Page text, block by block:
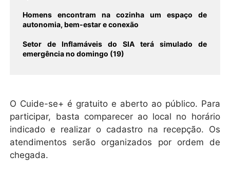
Homens encontram na cozinha um espaço de
autonomia, bem-estar e conexão
Setor de Inflamáveis do SIA terá simulado de
emergência no domingo (19)
O Cuide-se+ é gratuito e aberto ao público. Para
participar, basta comparecer ao local no horário
indicado e realizar o cadastro na recepção. Os
atendimentos serão organizados por ordem de
chegada.